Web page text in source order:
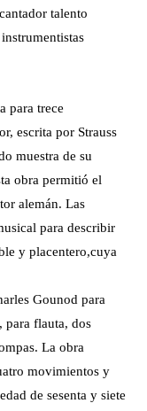
talento
para trece
escrita por Strauss
muestra de su
obra permitió el
alemán. Las
para describir
y placentero​,cuya
Gounod para
para flauta, dos
La obra
movimientos y
de sesenta y siete